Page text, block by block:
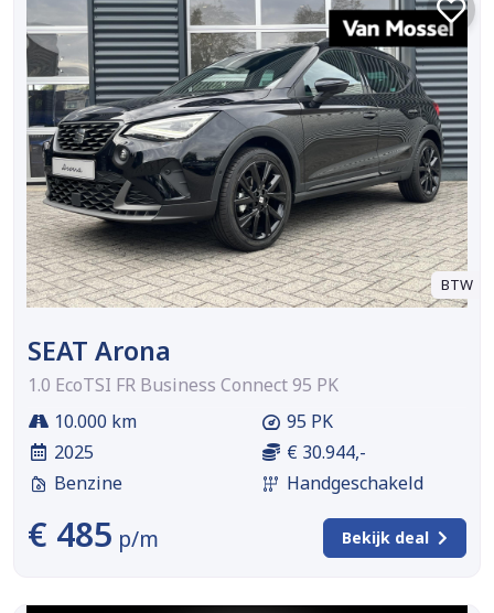
BTW
SEAT Arona
1.0 EcoTSI FR Business Connect 95 PK
10.000 km
2025
Benzine
95 PK
€ 30.944,-
Handgeschakeld
€ 485 p/m Bekijk deal